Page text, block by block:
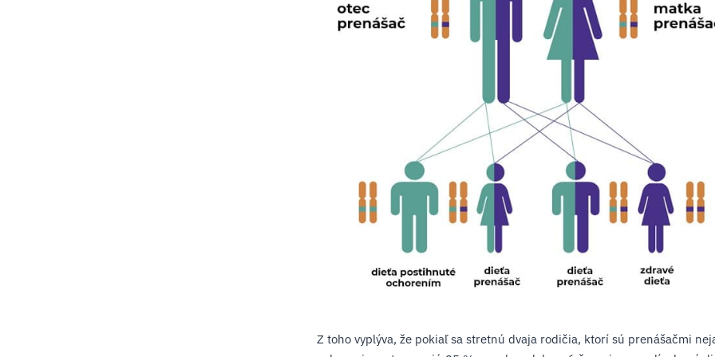
Z toho vyplýva, že pokiaľ sa stretnú dvaja rodičia, ktorí sú prenášačmi